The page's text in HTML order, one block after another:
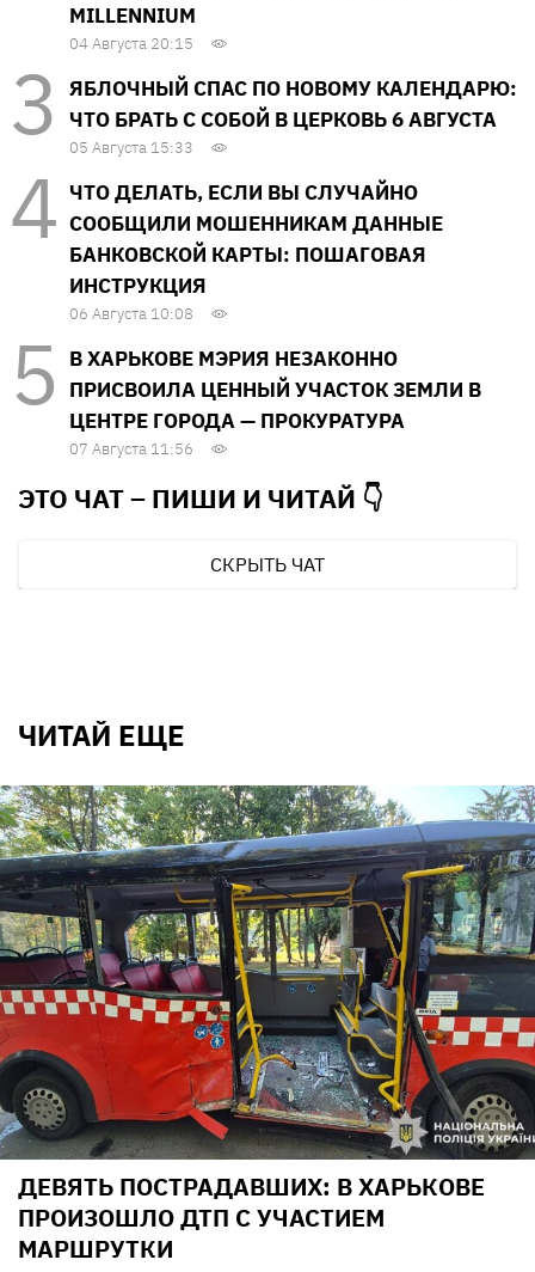
MILLENNIUM
04 Августа 20:15
ЯБЛОЧНЫЙ СПАС ПО НОВОМУ КАЛЕНДАРЮ:
ЧТО БРАТЬ С СОБОЙ В ЦЕРКОВЬ 6 АВГУСТА
05 Августа 15:33
ЧТО ДЕЛАТЬ, ЕСЛИ ВЫ СЛУЧАЙНО
СООБЩИЛИ МОШЕННИКАМ ДАННЫЕ
БАНКОВСКОЙ КАРТЫ: ПОШАГОВАЯ
ИНСТРУКЦИЯ
06 Августа 10:08
В ХАРЬКОВЕ МЭРИЯ НЕЗАКОННО
ПРИСВОИЛА ЦЕННЫЙ УЧАСТОК ЗЕМЛИ В
ЦЕНТРЕ ГОРОДА — ПРОКУРАТУРА
07 Августа 11:56
ЭТО ЧАТ – ПИШИ И ЧИТАЙ 👇
СКРЫТЬ ЧАТ
ЧИТАЙ ЕЩЕ
ДЕВЯТЬ ПОСТРАДАВШИХ: В ХАРЬКОВЕ
ПРОИЗОШЛО ДТП С УЧАСТИЕМ
МАРШРУТКИ